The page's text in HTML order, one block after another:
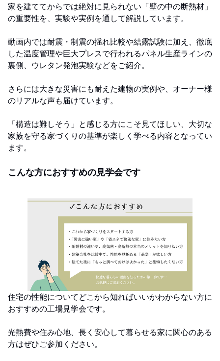
家を建ててからでは絶対に見られない「壁の中の断熱材」
の重要性を、実験や実例を通して解説しています。
動画内では耐震・制震の揺れ比較や結露試験に加え、徹底
した温度管理や巨大プレスで行われるパネル生産ラインの
裏側、ウレタン発泡実験などをご紹介。
さらには大きな災害にも耐えた建物の実例や、オーナー様
のリアルな声も届けています。
「構造は難しそう」と感じる方にこそ見てほしい、大切な
家族を守る家づくりの基準が楽しく学べる内容となってい
ます。
こんな方におすすめの見学会です
住宅の性能についてどこから知ればいいかわからない方に
おすすめの工場見学会です。
光熱費や住み心地、長く安心して暮らせる家に関心のある
方はぜひご参加ください。